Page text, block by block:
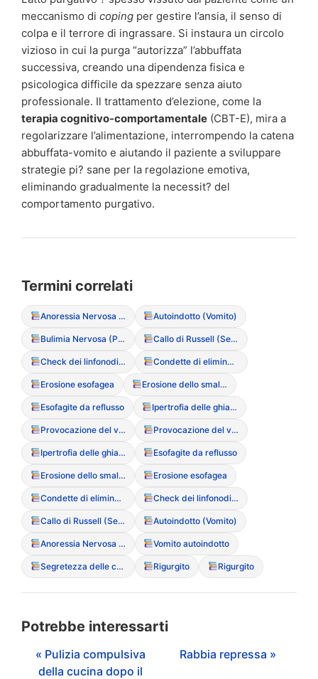
meccanismo di coping per gestire l’ansia, il senso di
colpa e il terrore di ingrassare. Si instaura un circolo
vizioso in cui la purga “autorizza” l’abbuffata
successiva, creando una dipendenza fisica e
psicologica difficile da spezzare senza aiuto
professionale. Il trattamento d’elezione, come la
terapia cognitivo-comportamentale (CBT-E), mira a
regolarizzare l’alimentazione, interrompendo la catena
abbuffata-vomito e aiutando il paziente a sviluppare
strategie pi? sane per la regolazione emotiva,
eliminando gradualmente la necessit? del
comportamento purgativo.
Termini correlati
Anoressia Nervosa (Restrittiva/Purgativa) Autoindotto (Vomito)
Bulimia Nervosa (Purgativa/Non Purgativa) Callo di Russell (Segno di Russell)
Check dei linfonodi (per monitorare l’ingrossamento da vomito) Condette di eliminazione
Erosione esofagea Erosione dello smalto dentale
Esofagite da reflusso Ipertrofia delle ghiandole parotidi
Provocazione del vomito (Vomito autoindotto) Provocazione del vomito (Vomito autoindotto)
Ipertrofia delle ghiandole parotidi Esofagite da reflusso
Erosione dello smalto dentale Erosione esofagea
Condette di eliminazione Check dei linfonodi (per monitorare l’ingrossamento da vomito)
Callo di Russell (Segno di Russell) Autoindotto (Vomito)
Anoressia Nervosa (Restrittiva/Purgativa) Vomito autoindotto
Segretezza delle condotte purgative Rigurgito Rigurgito
Potrebbe interessarti
« Pulizia compulsiva
della cucina dopo il
Rabbia repressa »